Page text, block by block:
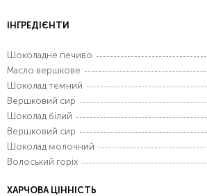
ІНГРЕДІЄНТИ
Шоколадне печиво
Масло вершкове
Шоколад темний
Вершковий сир
Шоколад білий
Вершковий сир
Шоколад молочний
Волоський горіх
ХАРЧОВА ЦІННІСТЬ